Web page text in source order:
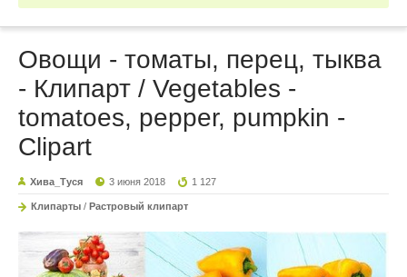
Овощи - томаты, перец, тыква
- Клипарт / Vegetables -
tomatoes, pepper, pumpkin -
Clipart
Хива_Туся 3 июня 2018 1 127
Клипарты / Растровый клипарт